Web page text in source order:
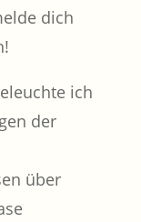
dich
ich
der
über